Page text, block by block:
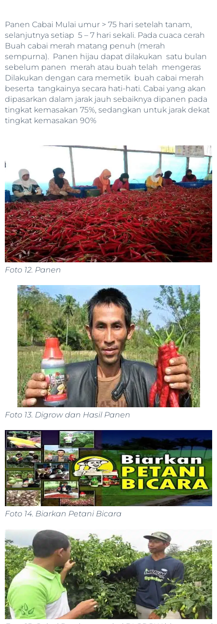
Panen Cabai Mulai umur > 75 hari setelah tanam,
selanjutnya setiap 5 – 7 hari sekali. Pada cuaca cerah
Buah cabai merah matang penuh (merah
sempurna). Panen hijau dapat dilakukan satu bulan
sebelum panen merah atau buah telah mengeras
Dilakukan dengan cara memetik buah cabai merah
beserta tangkainya secara hati-hati. Cabai yang akan
dipasarkan dalam jarak jauh sebaiknya dipanen pada
tingkat kemasakan 75%, sedangkan untuk jarak dekat
tingkat kemasakan 90%
Foto 12. Panen
Foto 13. Digrow dan Hasil Panen
Foto 14. Biarkan Petani Bicara